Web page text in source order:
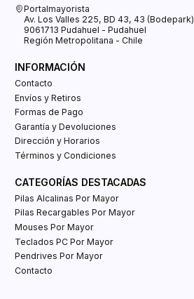
Portalmayorista
Av. Los Valles 225, BD 43, 43 (Bodepark)
9061713 Pudahuel - Pudahuel
Región Metropolitana - Chile
INFORMACIÓN
Contacto
Envíos y Retiros
Formas de Pago
Garantía y Devoluciones
Dirección y Horarios
Términos y Condiciones
CATEGORÍAS DESTACADAS
Pilas Alcalinas Por Mayor
Pilas Recargables Por Mayor
Mouses Por Mayor
Teclados PC Por Mayor
Pendrives Por Mayor
Contacto